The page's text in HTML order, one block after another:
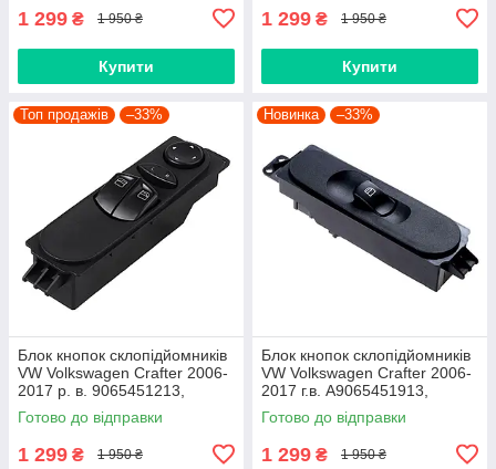
1 299 ₴ 1 950 ₴
Купити
1 299 ₴ 1 950 ₴
Купити
Топ продажів –33%
Блок кнопок склопідйомників
VW Volkswagen Crafter 2006-
2017 р. в. 9065451213,
9065450213, 68042382AA
Готово до відправки
1 299 ₴ 1 950 ₴
Новинка –33%
Блок кнопок склопідйомників
VW Volkswagen Crafter 2006-
2017 г.в. A9065451913,
68042382AA
Готово до відправки
1 299 ₴ 1 950 ₴